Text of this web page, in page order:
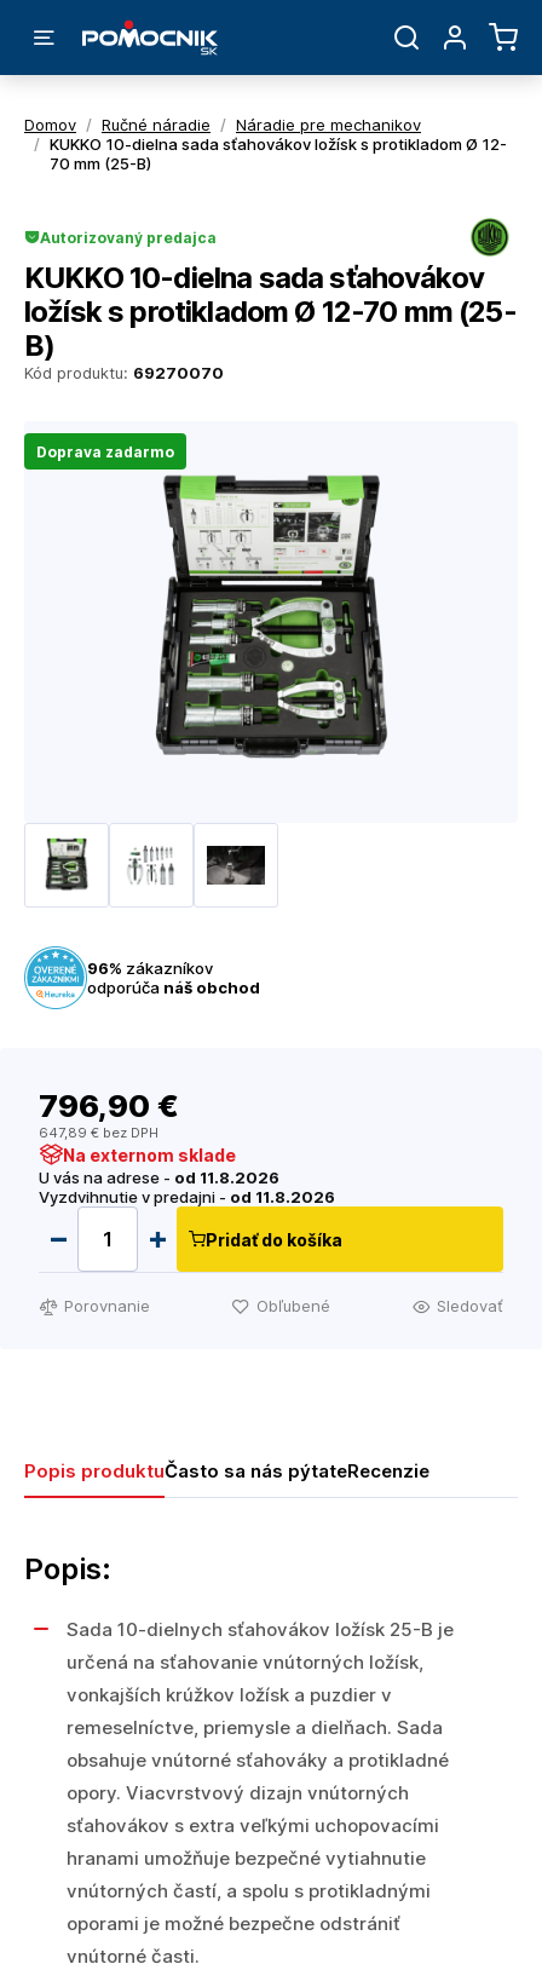
Domov / Ručné náradie / Náradie pre mechanikov
/ KUKKO 10-dielna sada sťahovákov ložísk s protikladom Ø 12-
70 mm (25-B)
Doprava zadarmo
Kód produktu: 69270070
Autorizovaný predajca
KUKKO 10-dielna sada sťahovákov
ložísk s protikladom Ø 12-70 mm (25-
B)
96% zákazníkov
odporúča náš obchod
796,90 €
647,89 € bez DPH
Na externom sklade
U vás na adrese - od 11.8.2026
Vyzdvihnutie v predajni - od 11.8.2026
Pridať do košíka
Porovnanie Obľubené Sledovať
Popis produktuČasto sa nás pýtateRecenzie
Popis:
Sada 10-dielnych sťahovákov ložísk 25-B je
určená na sťahovanie vnútorných ložísk,
vonkajších krúžkov ložísk a puzdier v
remeselníctve, priemysle a dielňach. Sada
obsahuje vnútorné sťahováky a protikladné
opory. Viacvrstvový dizajn vnútorných
sťahovákov s extra veľkými uchopovacími
hranami umožňuje bezpečné vytiahnutie
vnútorných častí, a spolu s protikladnými
oporami je možné bezpečne odstrániť
vnútorné časti.